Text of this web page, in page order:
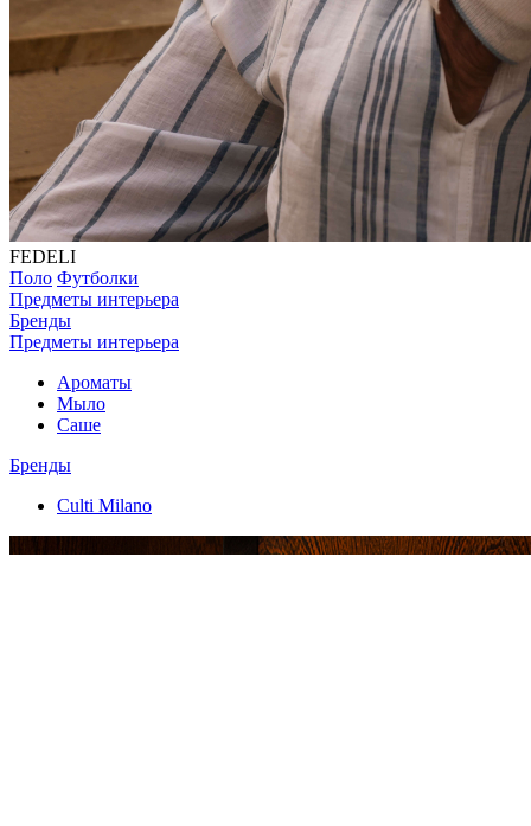
FEDELI
Поло Футболки
Предметы интерьера
Бренды
Предметы интерьера
Ароматы
Мыло
Саше
Бренды
Culti Milano